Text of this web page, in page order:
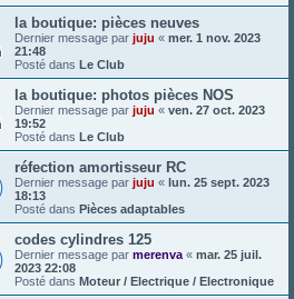
la boutique: pièces neuves
Dernier message par juju « mer. 1 nov. 2023
21:48
Posté dans Le Club
la boutique: photos pièces NOS
Dernier message par juju « ven. 27 oct. 2023
19:52
Posté dans Le Club
réfection amortisseur RC
Dernier message par juju « lun. 25 sept. 2023
18:13
Posté dans Pièces adaptables
codes cylindres 125
Dernier message par merenva « mar. 25 juil.
2023 22:08
Posté dans Moteur / Electrique / Electronique